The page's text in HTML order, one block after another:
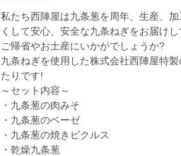
私たち西陣屋は九条葱を周年、生産、
くして安心、安全な九条ねぎをお届けし
ご帰省やお土産にいかがでしょうか?
九条ねぎを使用した株式会社西陣屋特
たりです!
～セット内容～
・九条葱の肉みそ
・九条葱のベーゼ
・九条葱の焼きピクルス
・乾燥九条葱